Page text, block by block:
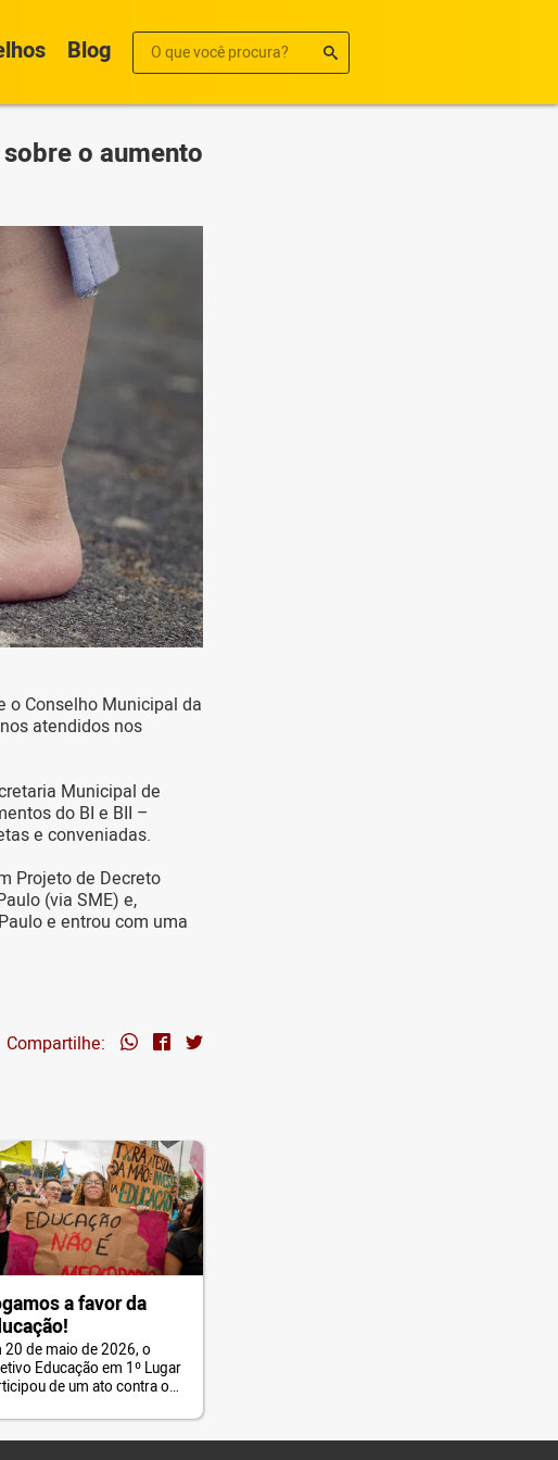
Blog
o aumento
o Conselho Municipal da
atendidos nos
Municipal de
do BI e BII –
e conveniadas.
Projeto de Decreto
(via SME) e,
e entrou com uma
Compartilhe:
a favor da
20 de maio de 2026, o
Educação em 1º Lugar
de um ato contra o